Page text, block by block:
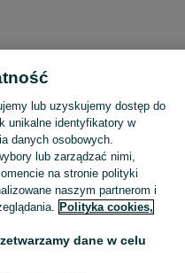
Skorzystaj z największego serwisu ogłoszeniowego - Góra i okolice! Kupuj to, czego pragniesz i sprzedawaj to, czego już nie potrzebujesz! Zobacz
lub uzyskujemy dostęp do
unikalne identyfikatory w
danych osobowych.
lub zarządzać nimi,
na stronie polityki
naszym partnerom i
Polityka cookies,
dane w celu